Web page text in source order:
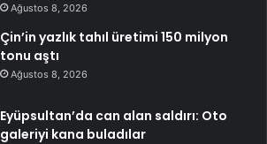
Ağustos 8, 2026
Çin’in yazlık tahıl üretimi 150 milyon
tonu aştı
Ağustos 8, 2026
Eyüpsultan’da can alan saldırı: Oto
galeriyi kana buladılar